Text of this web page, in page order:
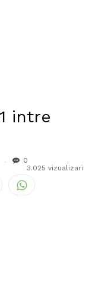
intre
0
3.025 vizualizari